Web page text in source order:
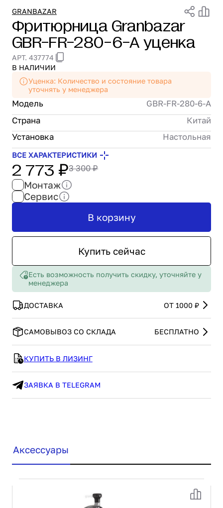
Проектирование
Сервис и монтаж
ПОКУПАТЕЛЯМ
Доставка и оплата
Гарантия и возврат
Лизинг
Акции
О GRANBAZAR
О нас
Бренды
Контакты
GRANBAZAR
Фритюрница Granbazar
GBR-FR-280-6-А уценка
АРТ. 437774
В НАЛИЧИИ
Уценка: Количество и состояние товара
уточнять у менеджера
Модель
GBR-FR-280-6-А
Страна
Китай
Установка
Настольная
ВСЕ ХАРАКТЕРИСТИКИ
2 773 ₽3 300 ₽
Монтаж
Сервис
Купить сейчас
В корзину
Есть возможность получить скидку, уточняйте у
менеджера
ДОСТАВКА ОТ 1000 ₽
САМОВЫВОЗ СО СКЛАДА БЕСПЛАТНО
КУПИТЬ В ЛИЗИНГ
ЗАЯВКА В TELEGRAM
Аксессуары